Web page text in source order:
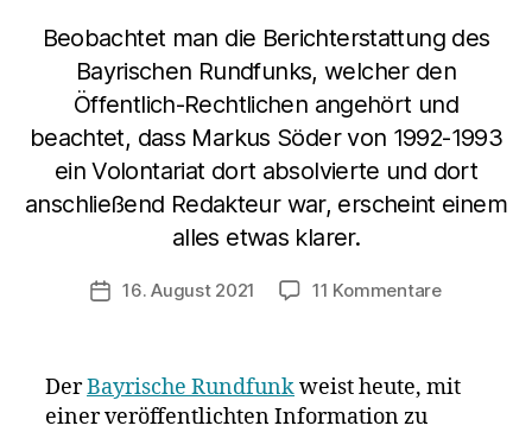
Beobachtet man die Berichterstattung des
Bayrischen Rundfunks, welcher den
Öffentlich-Rechtlichen angehört und
beachtet, dass Markus Söder von 1992-1993
ein Volontariat dort absolvierte und dort
anschließend Redakteur war, erscheint einem
alles etwas klarer.
Veröffentlichungsdatum
16. August 2021 11 Kommentarezu
ab
DerBayrische Rundfunkweist heute, mit
einer veröffentlichten Information zu